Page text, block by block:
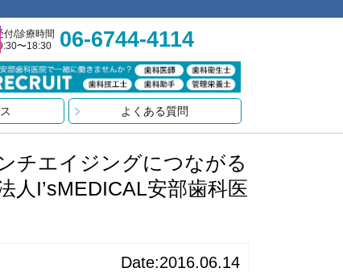
付/診療時間
9:30〜18:30
06-6744-4114
よくある質問
チエイジングにつながる
I’sMEDICAL安部歯科医
Date:2016.06.14